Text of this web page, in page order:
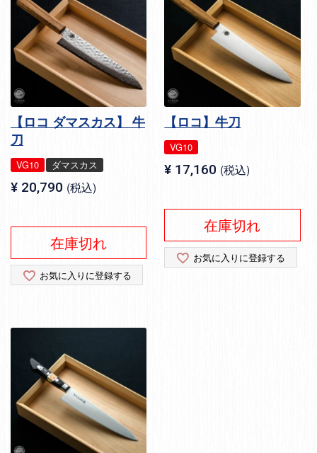
【ロコ ダマスカス】 牛
刀
VG10 ダマスカス
¥ 20,790 税込
在庫切れ
お気に入りに登録する
【ロコ】牛刀
VG10
¥ 17,160 税込
在庫切れ
お気に入りに登録する